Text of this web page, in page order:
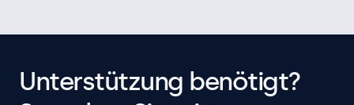
Unterstützung benötigt?